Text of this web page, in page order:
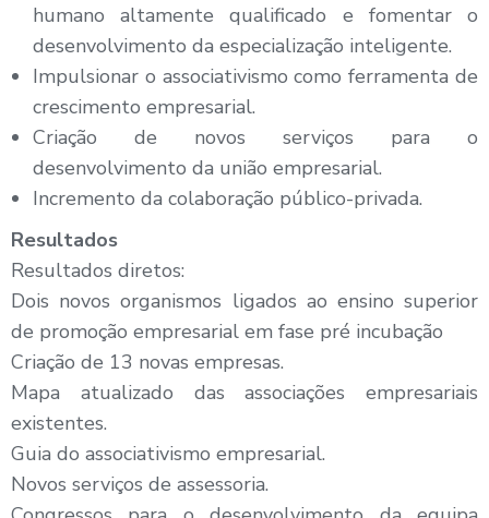
humano altamente qualificado e fomentar o
desenvolvimento da especialização inteligente.
Impulsionar o associativismo como ferramenta de
crescimento empresarial.
Criação de novos serviços para o
desenvolvimento da união empresarial.
Incremento da colaboração público-privada.
Resultados
Resultados diretos:
Dois novos organismos ligados ao ensino superior
de promoção empresarial em fase pré incubação
Criação de 13 novas empresas.
Mapa atualizado das associações empresariais
existentes.
Guia do associativismo empresarial.
Novos serviços de assessoria.